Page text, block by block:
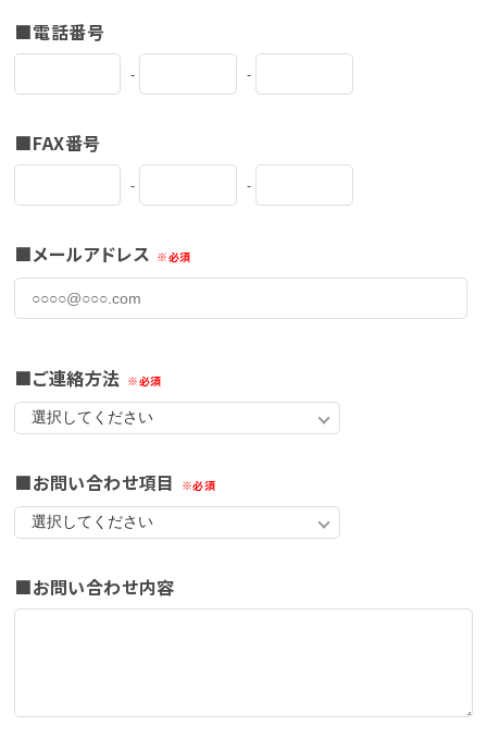
電話番号
- -
FAX番号
- -
メールアドレス
ご連絡方法
お問い合わせ項目
お問い合わせ内容